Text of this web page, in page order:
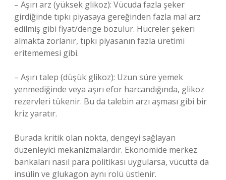
– Aşırı arz (yüksek glikoz): Vücuda fazla şeker
girdiğinde tıpkı piyasaya gereğinden fazla mal arz
edilmiş gibi fiyat/denge bozulur. Hücreler şekeri
almakta zorlanır, tıpkı piyasanın fazla üretimi
eritememesi gibi.
– Aşırı talep (düşük glikoz): Uzun süre yemek
yenmediğinde veya aşırı efor harcandığında, glikoz
rezervleri tükenir. Bu da talebin arzı aşması gibi bir
kriz yaratır.
Burada kritik olan nokta, dengeyi sağlayan
düzenleyici mekanizmalardır. Ekonomide merkez
bankaları nasıl para politikası uygularsa, vücutta da
insülin ve glukagon aynı rolü üstlenir.